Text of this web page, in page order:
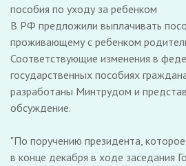
пособия по уходу за ребенком
В РФ предложили выплачивать
проживающему с ребенком
Соответствующие изменения в
государственных пособиях
разработаны Минтрудом и
обсуждение.
"По поручению президента, которое
в конце декабря в ходе заседания